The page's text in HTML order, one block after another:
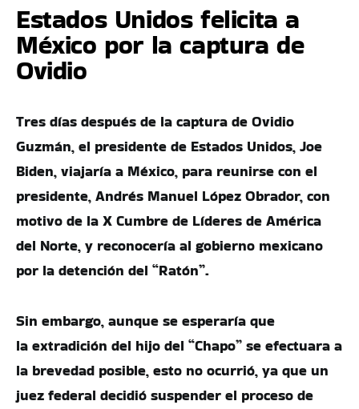
Estados Unidos felicita a
México por la captura de
Ovidio
Tres días después de la captura de Ovidio
Guzmán, el presidente de Estados Unidos, Joe
Biden, viajaría a México, para reunirse con el
presidente, Andrés Manuel López Obrador, con
motivo de la X Cumbre de Líderes de América
del Norte, y reconocería al gobierno mexicano
por la detención del “Ratón”.
Sin embargo, aunque se esperaría que
la extradición del hijo del “Chapo” se efectuara a
la brevedad posible, esto no ocurrió, ya que un
juez federal decidió suspender el proceso de